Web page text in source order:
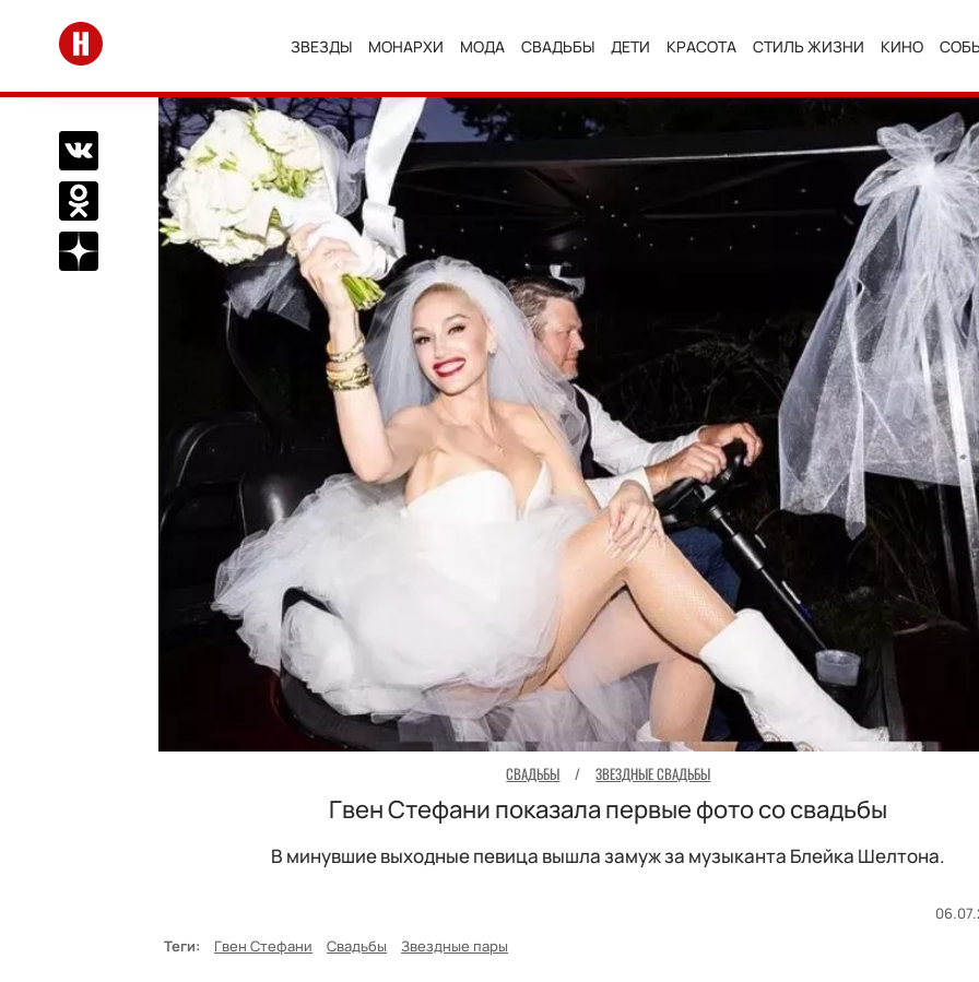
Перейти на главную
ЗВЕЗДЫ МОНАРХИ МОДА СВАДЬБЫ ДЕТИ КРАСОТА СТИЛЬ ЖИЗНИ КИНО
Поделиться Вконтакте
Поделиться в Одноклассниках
Подписаться на нас в Дзен
СВАДЬБЫ / ЗВЕЗДНЫЕ СВАДЬБЫ
Гвен Стефани показала первые фото со свадьбы
В минувшие выходные певица вышла замуж за музыканта Блейка Шелтона.
Теги:
Гвен Стефани Свадьбы Звездные пары